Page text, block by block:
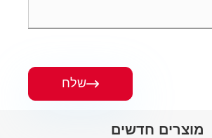
שלח
מוצרים חדשים